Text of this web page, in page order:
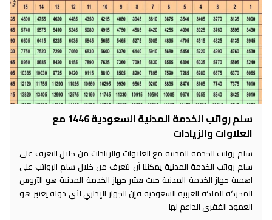
سلم رواتب الخدمة المدنية السعودية 1446 مع
العلاوات والزيادات
سلم رواتب الخدمة المدنية مع العلاوات والزيادات من خلال التعرف على
سلم رواتب الخدمة المدنية يمكننا أن نتعرف من خلال سلم الرواتب على
اهمية جهاز الخدمة المدنية حيث يعتبر جهاز الخدمة المدنية هو التروس
المحركة للملكة العربية السعودية فإن الجهاز الإداري لأي دولة يعتبر هو
العمود الفقري الداعم لها